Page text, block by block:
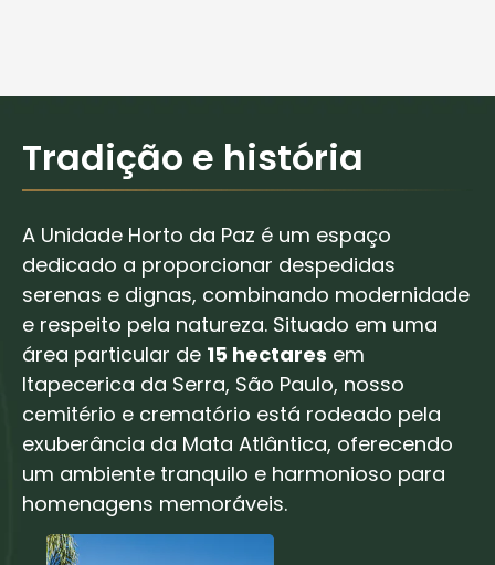
Tradição e história
A Unidade Horto da Paz é um espaço
dedicado a proporcionar despedidas
serenas e dignas, combinando modernidade
e respeito pela natureza. Situado em uma
área particular de 15 hectares em
Itapecerica da Serra, São Paulo, nosso
cemitério e crematório está rodeado pela
exuberância da Mata Atlântica, oferecendo
um ambiente tranquilo e harmonioso para
homenagens memoráveis.